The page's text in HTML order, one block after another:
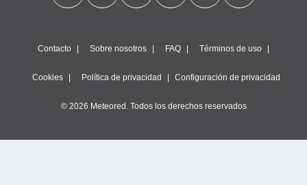
Contacto Sobre nosotros FAQ Términos de uso
Cookies Política de privacidad Configuración de privacidad
© 2026 Meteored. Todos los derechos reservados